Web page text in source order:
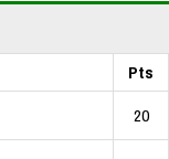
Pts
20